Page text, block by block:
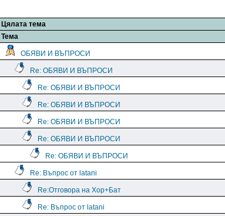
Цялата тема
Тема
ОБЯВИ И ВЪПРОСИ
Re: ОБЯВИ И ВЪПРОСИ
Re: ОБЯВИ И ВЪПРОСИ
Re: ОБЯВИ И ВЪПРОСИ
Re: ОБЯВИ И ВЪПРОСИ
Re: ОБЯВИ И ВЪПРОСИ
Re: ОБЯВИ И ВЪПРОСИ
Re: Въпрос от latani
Re:Отговора на Хор+Бат
Re: Въпрос от latani